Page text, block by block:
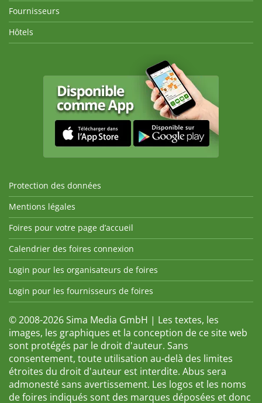
Fournisseurs
Hôtels
Protection des données
Mentions légales
Foires pour votre page d’accueil
Calendrier des foires connexion
Login pour les organisateurs de foires
Login pour les fournisseurs de foires
© 2008-2026 Sima Media GmbH | Les textes, les
images, les graphiques et la conception de ce site web
sont protégés par le droit d'auteur. Sans
consentement, toute utilisation au-delà des limites
étroites du droit d'auteur est interdite. Abus sera
admonesté sans avertissement. Les logos et les noms
de foires indiqués sont des marques déposées et donc